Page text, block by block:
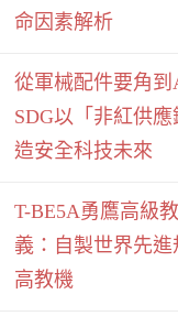
命因素解析
從軍械配件要角到
SDG以「非紅供
造安全科技未來
T-BE5A勇鷹高級
義：自製世界先
高教機